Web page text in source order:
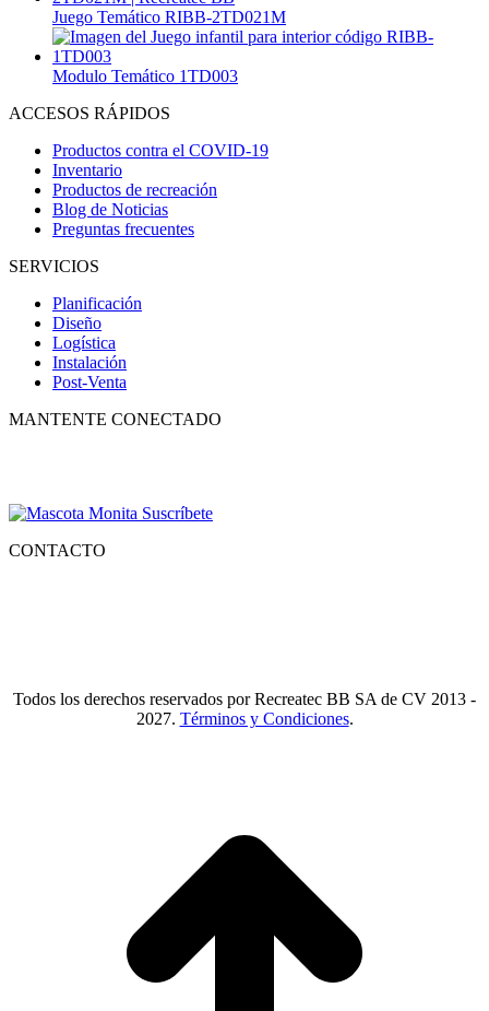
Juego Temático RIBB-2TD021M
Modulo Temático 1TD003
ACCESOS RÁPIDOS
Productos contra el COVID-19
Inventario
Productos de recreación
Blog de Noticias
Preguntas frecuentes
SERVICIOS
Planificación
Diseño
Logística
Instalación
Post-Venta
MANTENTE CONECTADO
CONTACTO
Todos los derechos reservados por Recreatec BB SA de CV 2013 -
2027. Términos y Condiciones.